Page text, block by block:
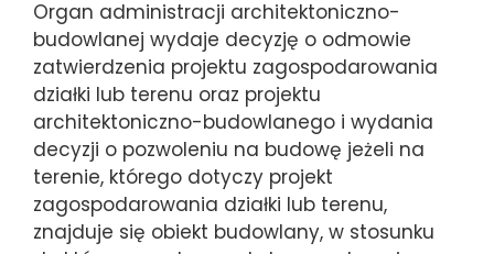
Organ administracji architektoniczno-
budowlanej wydaje decyzję o odmowie
zatwierdzenia projektu zagospodarowania
działki lub terenu oraz projektu
architektoniczno-budowlanego i wydania
decyzji o pozwoleniu na budowę jeżeli na
terenie, którego dotyczy projekt
zagospodarowania działki lub terenu,
znajduje się obiekt budowlany, w stosunku